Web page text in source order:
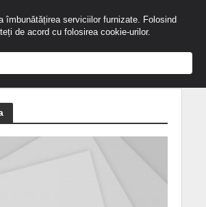
îmbunătățirea serviciilor furnizate. Folosind
de acord cu folosirea cookie-urilor.